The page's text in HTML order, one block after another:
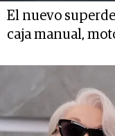
El nuevo
caja manual,